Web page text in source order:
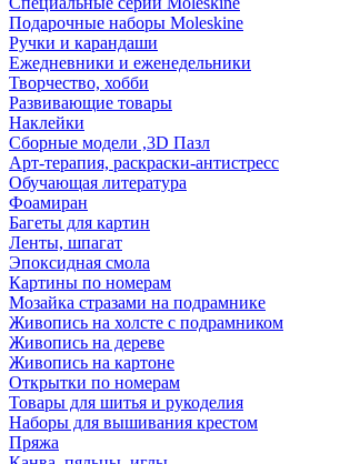
Подарочные наборы Moleskine
Ручки и карандаши
Ежедневники и еженедельники
Творчество, хобби
Развивающие товары
Наклейки
Сборные модели ,3D Пазл
Арт-терапия, раскраски-антистресс
Обучающая литература
Фоамиран
Багеты для картин
Ленты, шпагат
Эпоксидная смола
Картины по номерам
Мозайка стразами на подрамнике
Живопись на холсте с подрамником
Живопись на дереве
Живопись на картоне
Открытки по номерам
Товары для шитья и рукоделия
Наборы для вышивания крестом
Пряжа